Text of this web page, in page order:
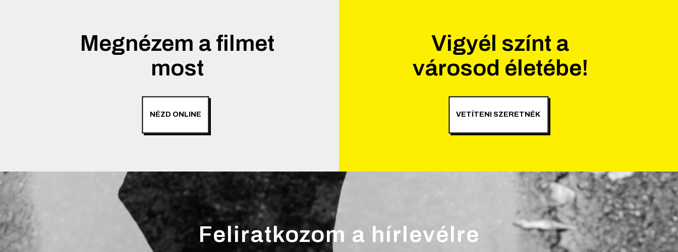
Megnézem a filmet
most
NÉZD ONLINE
Vigyél színt a
városod életébe!
VETÍTENI SZERETNÉK
Feliratkozom a hírlevélre